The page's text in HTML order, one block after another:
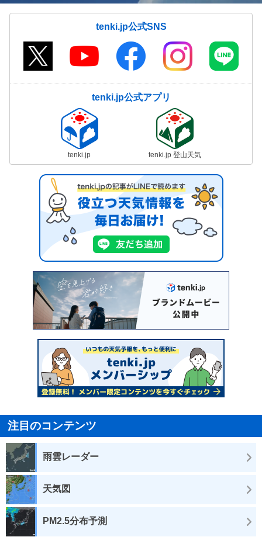
tenki.jp公式SNS
tenki.jp公式アプリ
tenki.jp tenki.jp 登山天気
注目のコンテンツ
雨雲レーダー
天気図
PM2.5分布予測